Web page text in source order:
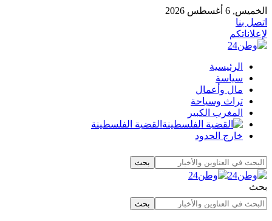
الخميس, 6 أغسطس 2026
اتصل بنا
لإعلاناتكم
الرئيسية
سياسة
مال وأعمال
تراث وسياحة
المغرب الكبير
القضية الفلسطينة
خارج الحدود
بحث